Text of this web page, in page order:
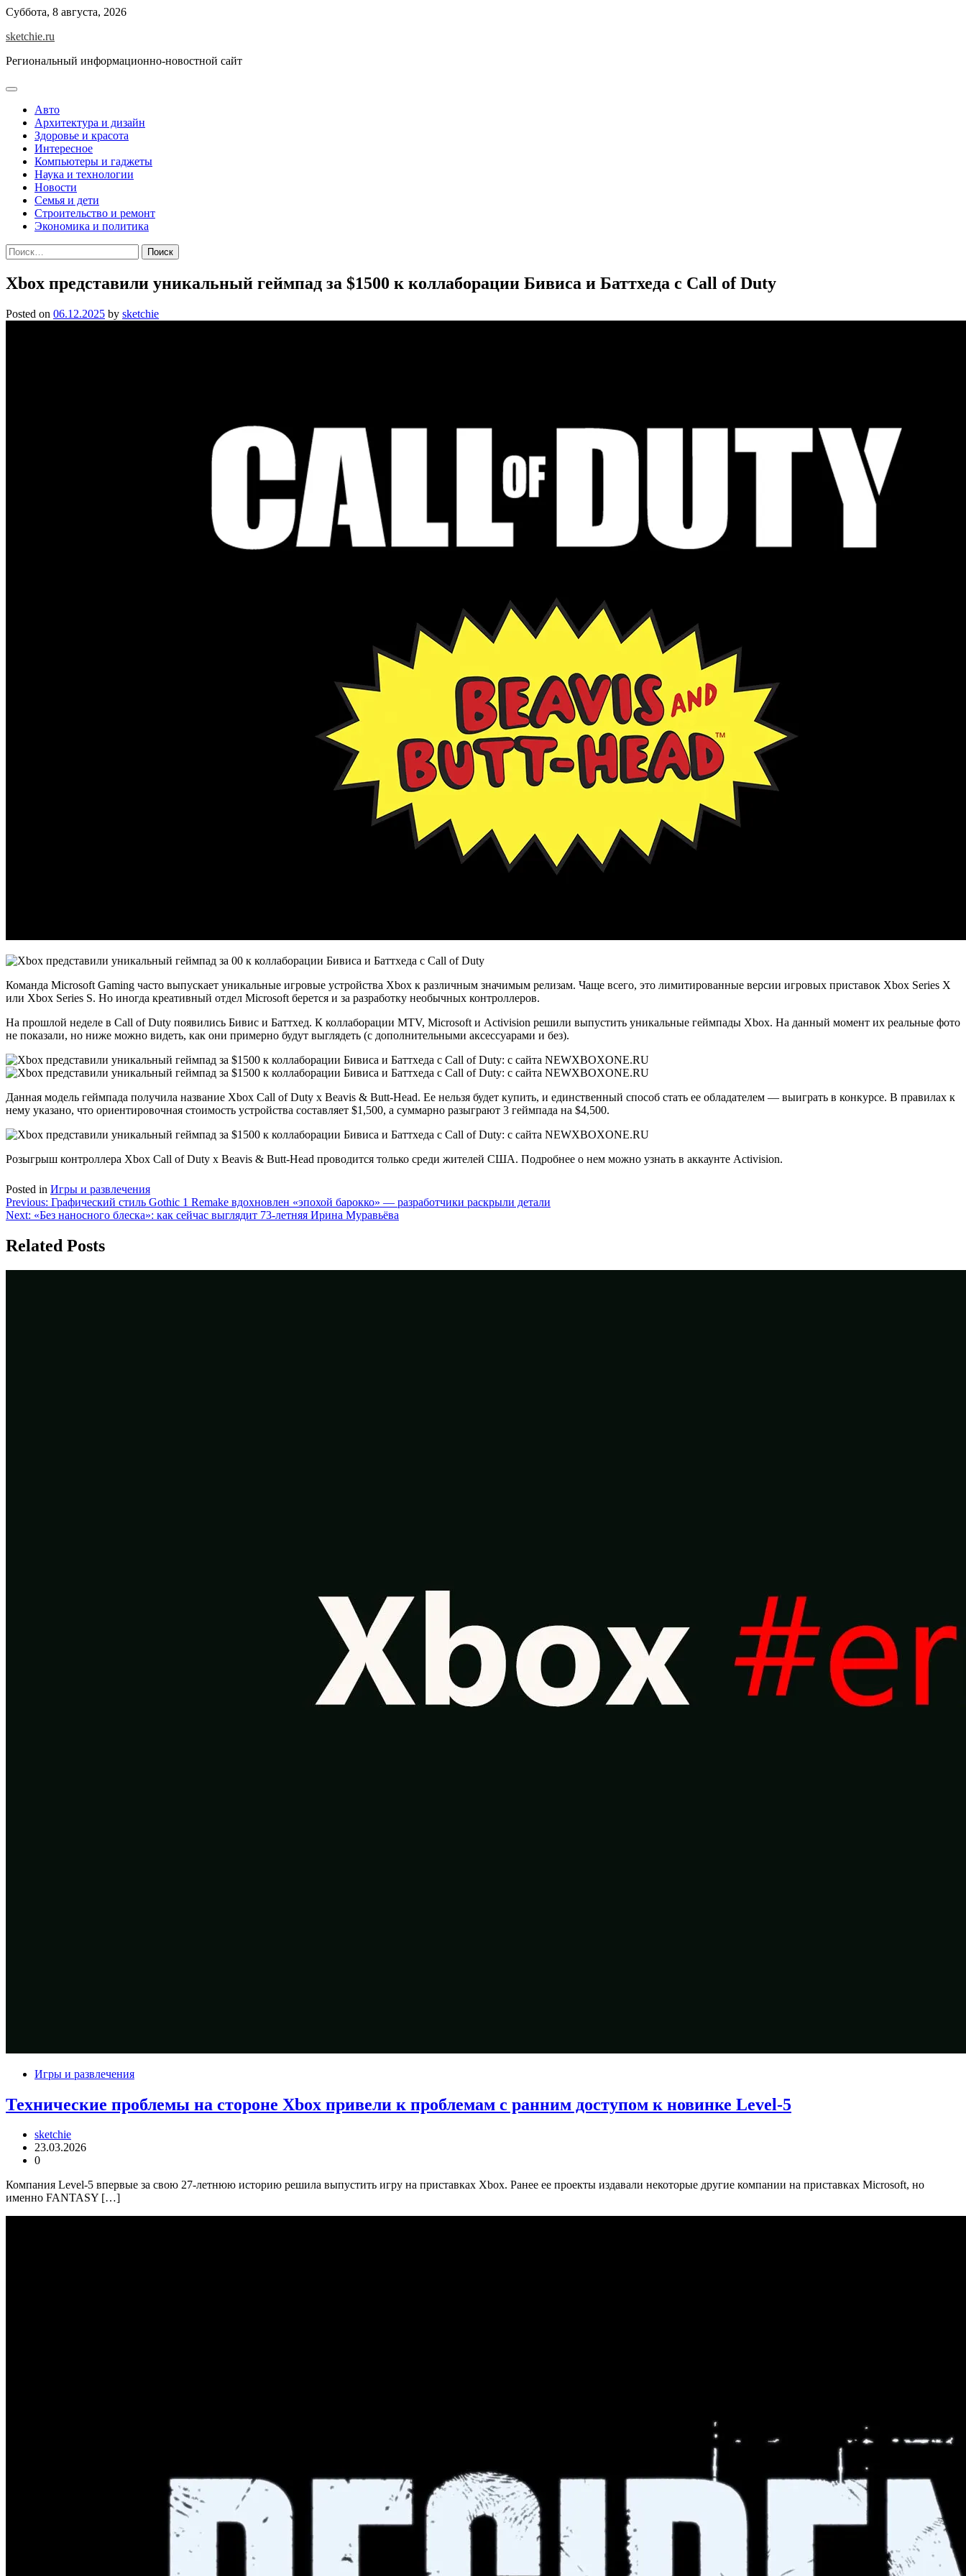
Skip
content
Суббота, 8 августа, 2026
sketchie.ru
Региональный информационно-новостной сайт
Авто
Архитектура и дизайн
Здоровье и красота
Интересное
Компьютеры и гаджеты
Наука и технологии
Новости
Семья и дети
Строительство и ремонт
Экономика и политика
Найти:
Xbox представили уникальный геймпад за $1500 к коллаборации Бивиса и Баттхеда с Call of Duty
Posted on 06.12.2025 by sketchie
Команда Microsoft Gaming часто выпускает уникальные игровые устройства Xbox к различным значимым релизам. Чаще всего, это лимитированные версии игровых приставок Xbox Series X
или Xbox Series S. Но иногда креативный отдел Microsoft берется и за разработку необычных контроллеров.
На прошлой неделе в Call of Duty появились Бивис и Баттхед. К коллаборации MTV, Microsoft и Activision решили выпустить уникальные геймпады Xbox. На данный момент их реальные фото
не показали, но ниже можно видеть, как они примерно будут выглядеть (с дополнительными аксессуарами и без).
Данная модель геймпада получила название Xbox Call of Duty x Beavis & Butt-Head. Ее нельзя будет купить, и единственный способ стать ее обладателем — выиграть в конкурсе. В правилах к
нему указано, что ориентировочная стоимость устройства составляет $1,500, а суммарно разыграют 3 геймпада на $4,500.
Розыгрыш контроллера Xbox Call of Duty x Beavis & Butt-Head проводится только среди жителей США. Подробнее о нем можно узнать в аккаунте Activision.
Posted in Игры и развлечения
Навигация
по
записям
Previous: Графический стиль Gothic 1 Remake вдохновлен «эпохой барокко» — разработчики раскрыли детали
Next: «Без наносного блеска»: как сейчас выглядит 73-летняя Ирина Муравьёва
Related Posts
Игры и развлечения
Технические проблемы на стороне Xbox привели к проблемам с ранним доступом к новинке Level-5
sketchie
23.03.2026
0
Компания Level-5 впервые за свою 27-летнюю историю решила выпустить игру на приставках Xbox. Ранее ее проекты издавали некоторые другие компании на приставках Microsoft, но
именно FANTASY […]